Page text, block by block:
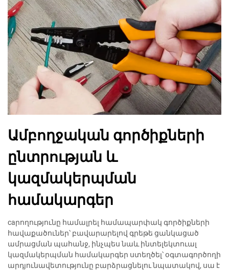
Ամբողջական գործիքների
ընտրության և
կազմակերպման
համակարգեր
caրողությունը համալրել համապարփակ գործիքների
հավաքածուներ՝ բավարարելով գրեթե ցանկացած
ամրացման պահանջ, ինչպես նաև ինտելեկտուալ
կազմակերպման համակարգեր ստեղծել՝ օգտագործողի
արդյունավետությունը բարձրացնելու նպատակով, սա է